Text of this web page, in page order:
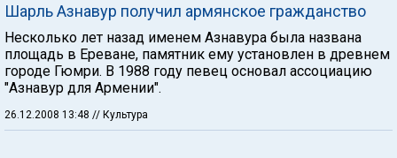
Шарль Азнавур получил армянское гражданство
Несколько лет назад именем Азнавура была названа
площадь в Ереване, памятник ему установлен в древнем
городе Гюмри. В 1988 году певец основал ассоциацию
"Азнавур для Армении".
26.12.2008 13:48 // Культура